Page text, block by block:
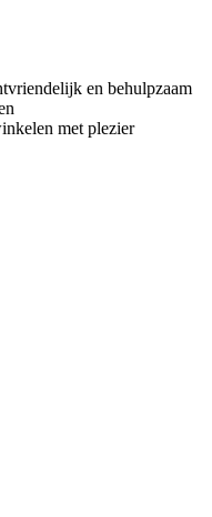
en behulpzaam
met plezier